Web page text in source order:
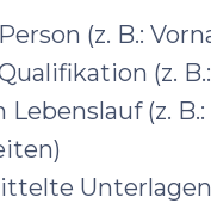
(z. B.:
(z.
Lebenslauf (z.